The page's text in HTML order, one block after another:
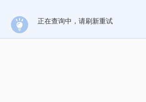
正在查询中，请刷新重试